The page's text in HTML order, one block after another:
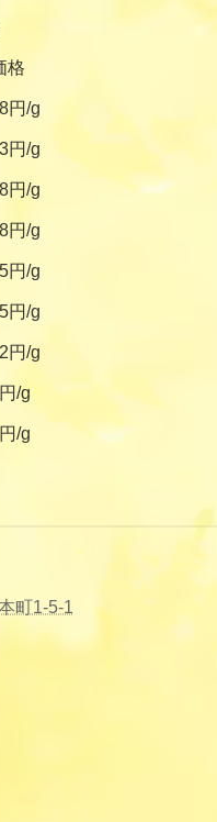
格
円/g
円/g
円/g
円/g
円/g
円/g
円/g
/g
/g
町1-5-1